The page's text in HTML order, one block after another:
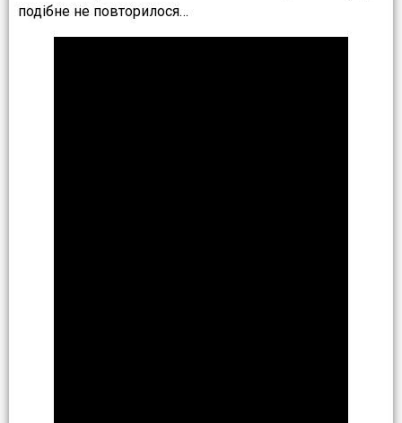
подібне не повторилося…